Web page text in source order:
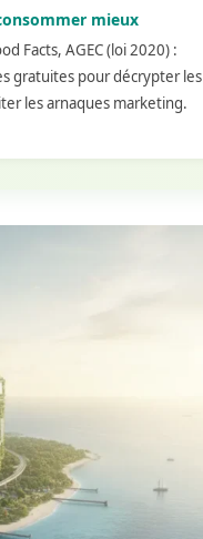
mieux
Facts, AGEC (loi 2020) :
gratuites pour décrypter les
les arnaques marketing.